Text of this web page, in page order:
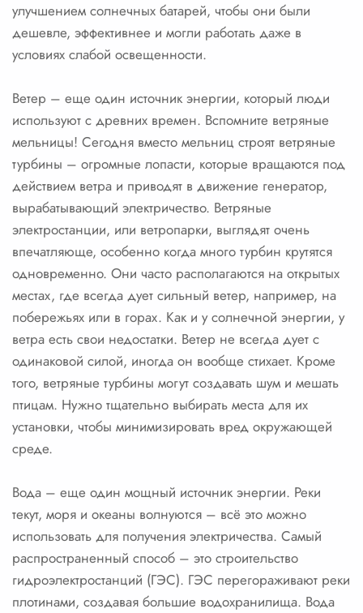
улучшением солнечных батарей, чтобы они были
дешевле, эффективнее и могли работать даже в
условиях слабой освещенности.
Ветер – еще один источник энергии, который люди
используют с древних времен. Вспомните ветряные
мельницы! Сегодня вместо мельниц строят ветряные
турбины – огромные лопасти, которые вращаются под
действием ветра и приводят в движение генератор,
вырабатывающий электричество. Ветряные
электростанции, или ветропарки, выглядят очень
впечатляюще, особенно когда много турбин крутятся
одновременно. Они часто располагаются на открытых
местах, где всегда дует сильный ветер, например, на
побережьях или в горах. Как и у солнечной энергии, у
ветра есть свои недостатки. Ветер не всегда дует с
одинаковой силой, иногда он вообще стихает. Кроме
того, ветряные турбины могут создавать шум и мешать
птицам. Нужно тщательно выбирать места для их
установки, чтобы минимизировать вред окружающей
среде.
Вода – еще один мощный источник энергии. Реки
текут, моря и океаны волнуются – всё это можно
использовать для получения электричества. Самый
распространенный способ – это строительство
гидроэлектростанций (ГЭС). ГЭС перегораживают реки
плотинами, создавая большие водохранилища. Вода